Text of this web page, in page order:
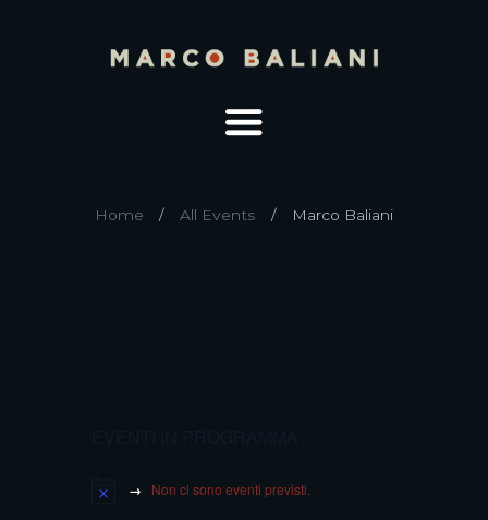
Home All Events Marco Baliani
Non ci sono eventi previsti.